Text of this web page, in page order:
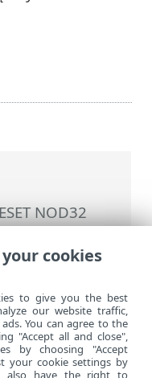
NOD32
>
TLS >
cookies
to give you the best
our website traffic,
You can agree to the
"Accept all and close",
by choosing "Accept
your cookie settings by
also have the right to